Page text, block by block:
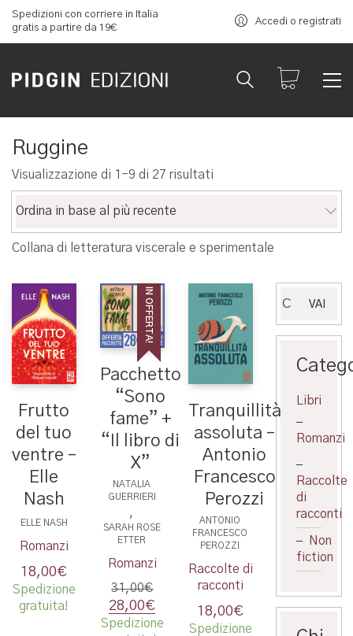
Spedizioni con corriere in Italia
gratis a partire da 19€
Accedi o registrati
Ruggine
Visualizzazione di 1-9 di 27 risultati
in
più
Ordina in base al più recente
Collana di letteratura viscerale e sperimentale
Frutto
del tuo
ventre –
Elle
Nash
ELLE NASH
Romanzi
18,00€
Spedizione
gratuita!
IN OFFERTA!
Pacchetto
“Sono
fame” +
“Il libro di
X”
NATALIA
GUERRIERI
,
SARAH ROSE
ETTER
Romanzi
31,00€
Il
prezzo
28,00€
prezzo
Spedizione
Tranquillità
assoluta –
Antonio
Francesco
Perozzi
ANTONIO
FRANCESCO
PEROZZI
Raccolte di
racconti
18,00€
Spedizione
VAI
Libri
Non
fiction
Raccolte
di
racconti
Romanzi